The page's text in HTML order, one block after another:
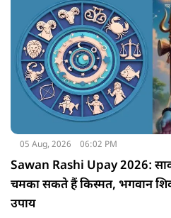
05 Aug, 2026 06:02 PM
Sawan Rashi Upay 2026:
चमका सकते हैं किस्मत, भगवान
उपाय